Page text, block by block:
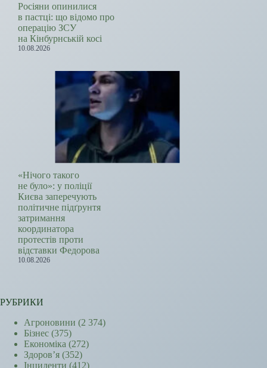
Росіяни опинилися
в пастці: що відомо про
операцію ЗСУ
на Кінбурнській косі
10.08.2026
«Нічого такого
не було»: у поліції
Києва заперечують
політичне підґрунтя
затримання
координатора
протестів проти
відставки Федорова
10.08.2026
РУБРИКИ
Агроновини (2 374)
Бізнес (375)
Економіка (272)
Здоров’я (352)
Інциденти (412)